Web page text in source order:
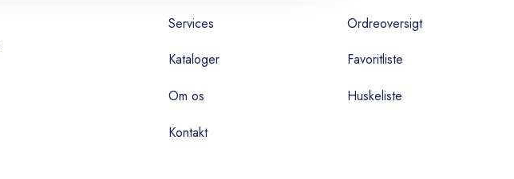
Services
Kataloger
Om os
Kontakt
Ordreoversigt
Favoritliste
Huskeliste